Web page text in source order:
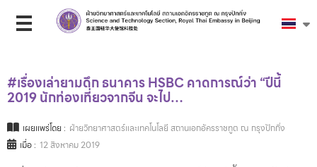
#เรื่องเล่ายามดึก ธนาคาร HSBC คาดการณ์​ว่า “ปีนี้
2019 นักท่องเที่ยว​จากจีน จะไป…
เผยแพร่โดย : ฝ่ายวิทยาศาสตร์และเทคโนโลยี สถานเอกอัครราชทูต ณ กรุงปักกิ่ง
เมื่อ : 12 สิงหาคม 2019